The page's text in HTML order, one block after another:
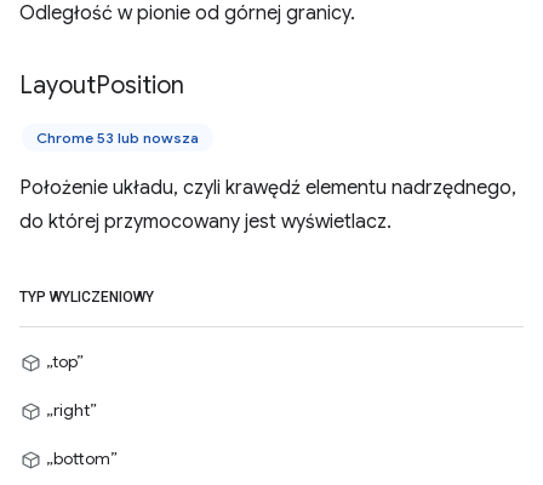
Odległość w pionie od górnej granicy.
LayoutPosition
Chrome 53 lub nowsza
Położenie układu, czyli krawędź elementu nadrzędnego,
do której przymocowany jest wyświetlacz.
TYP WYLICZENIOWY
„top”
„right”
„bottom”